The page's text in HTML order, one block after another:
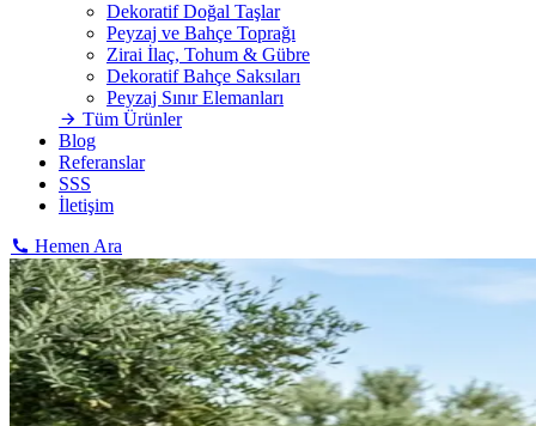
Dekoratif Doğal Taşlar
Peyzaj ve Bahçe Toprağı
Zirai İlaç, Tohum & Gübre
Dekoratif Bahçe Saksıları
Peyzaj Sınır Elemanları
Tüm Ürünler
Blog
Referanslar
SSS
İletişim
Hemen Ara